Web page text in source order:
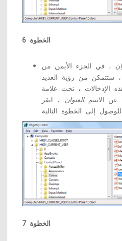
الخطوة 6
، في الجزء الأيمن من
، ستتمكن من رؤية العديد
الإدخالات ، تحت علامة
عن الاسمالعنوان . انقر
الخطوة 7